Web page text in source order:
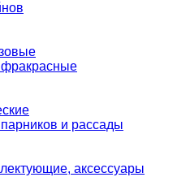
и рассады
аксессуары